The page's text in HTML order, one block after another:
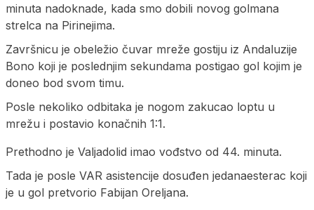
minuta nadoknade, kada smo dobili novog golmana
strelca na Pirinejima.
Završnicu je obeležio čuvar mreže gostiju iz Andaluzije
Bono koji je poslednjim sekundama postigao gol kojim je
doneo bod svom timu.
Posle nekoliko odbitaka je nogom zakucao loptu u
mrežu i postavio konačnih 1:1.
Prethodno je Valjadolid imao vođstvo od 44. minuta.
Tada je posle VAR asistencije dosuđen jedanaesterac koji
je u gol pretvorio Fabijan Oreljana.